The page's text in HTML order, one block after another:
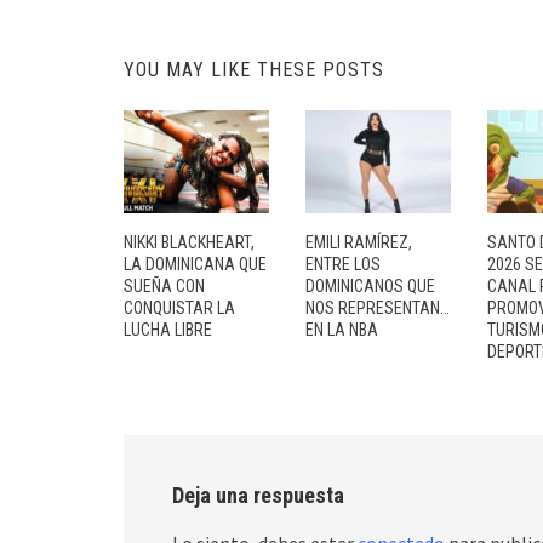
YOU MAY LIKE THESE POSTS
NIKKI BLACKHEART,
LA DOMINICANA QUE
SUEÑA CON
CONQUISTAR LA
LUCHA LIBRE
EMILI RAMÍREZ,
ENTRE LOS
DOMINICANOS QUE
NOS REPRESENTAN…
EN LA NBA
SANTO
2026
CANAL
Deja una respuesta